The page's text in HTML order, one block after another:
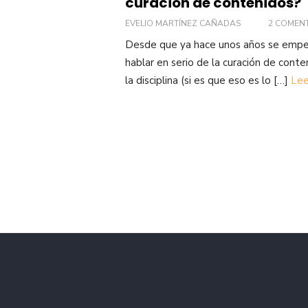
EVELIO MARTÍNEZ CAÑADAS 2
Desde que ya hace unos años se
hablar en serio de la curación de
la disciplina (si es que eso es lo […]